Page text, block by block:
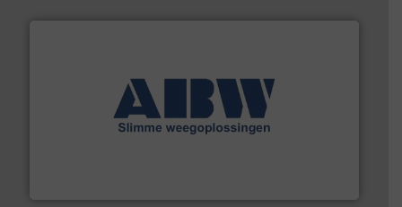
geautomatiseerde weegoplossingen.Meer info ➜